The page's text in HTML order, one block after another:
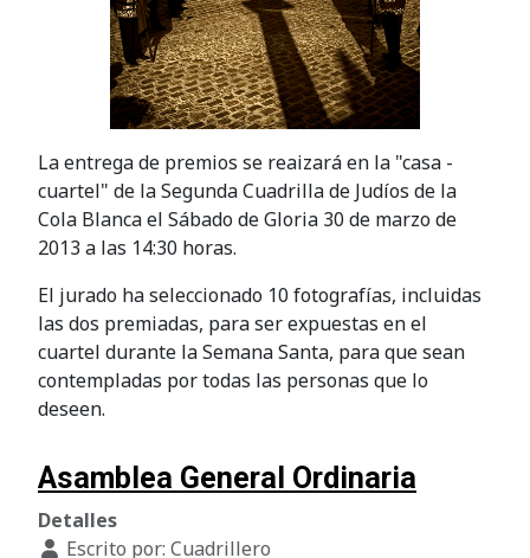
La entrega de premios se reaizará en la "casa -
cuartel" de la Segunda Cuadrilla de Judíos de la
Cola Blanca el Sábado de Gloria 30 de marzo de
2013 a las 14:30 horas.
El jurado ha seleccionado 10 fotografías, incluidas
las dos premiadas, para ser expuestas en el
cuartel durante la Semana Santa, para que sean
contempladas por todas las personas que lo
deseen.
Asamblea General Ordinaria
Detalles
Escrito por: Cuadrillero